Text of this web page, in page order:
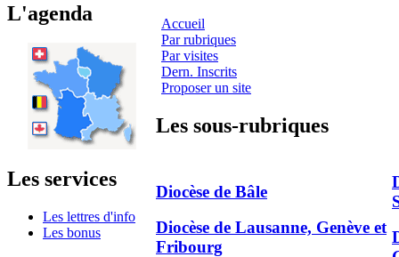
L'agenda
Les services
Les lettres d'info
Les bonus
Accueil
Par rubriques
Par visites
Dern. Inscrits
Proposer un site
Les sous-rubriques
Diocèse de Bâle
Diocèse de Lausanne, Genève et
Fribourg